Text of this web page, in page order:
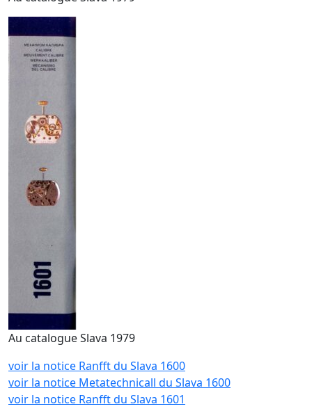
Au catalogue Slava 1979
voir la notice Ranfft du Slava 1600
voir la notice Metatechnicall du Slava 1600
voir la notice Ranfft du Slava 1601